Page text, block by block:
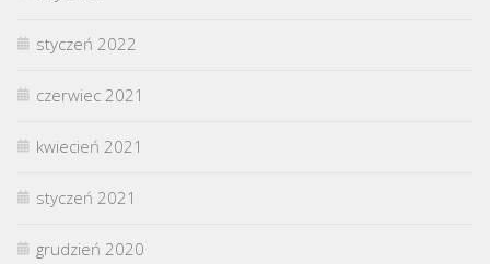
styczeń 2022
czerwiec 2021
kwiecień 2021
styczeń 2021
grudzień 2020